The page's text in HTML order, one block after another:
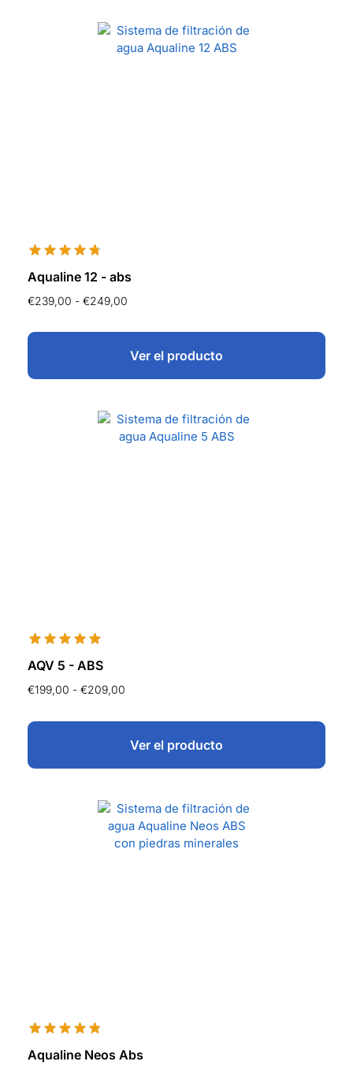
Aqualine 12 - abs
€239,00 - €249,00
Ver el producto
AQV 5 - ABS
€199,00 - €209,00
Ver el producto
Aqualine Neos Abs